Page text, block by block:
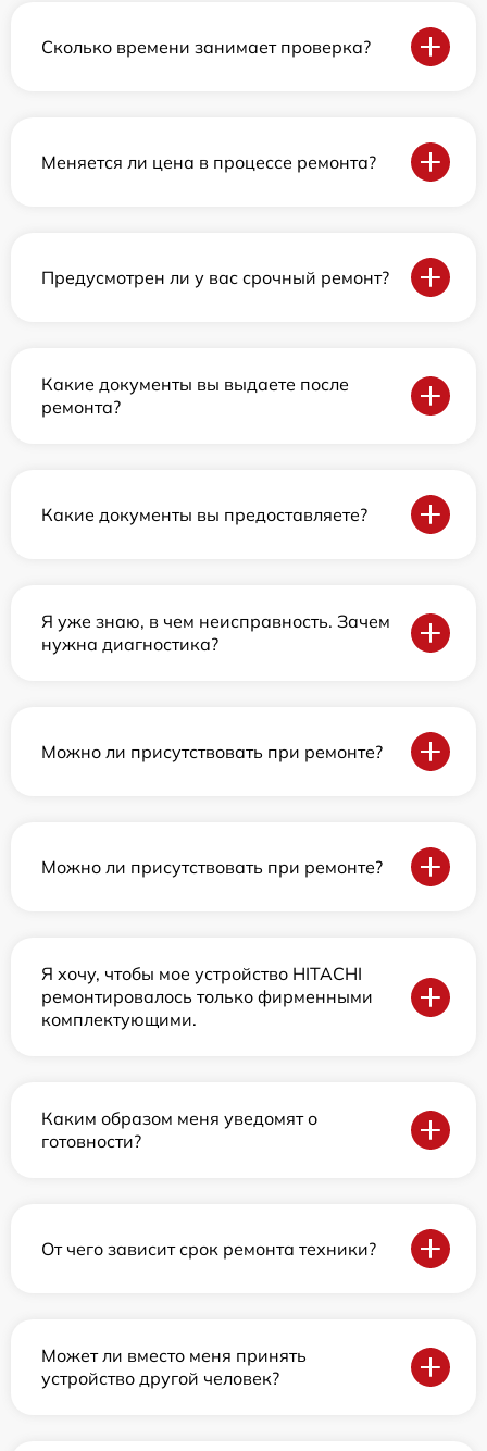
Сколько времени занимает проверка?
Меняется ли цена в процессе ремонта?
Предусмотрен ли у вас срочный ремонт?
Какие документы вы выдаете после
ремонта?
Какие документы вы предоставляете?
Я уже знаю, в чем неисправность. Зачем
нужна диагностика?
Можно ли присутствовать при ремонте?
Можно ли присутствовать при ремонте?
Я хочу, чтобы мое устройство HITACHI
ремонтировалось только фирменными
комплектующими.
Каким образом меня уведомят о
готовности?
От чего зависит срок ремонта техники?
Может ли вместо меня принять
устройство другой человек?